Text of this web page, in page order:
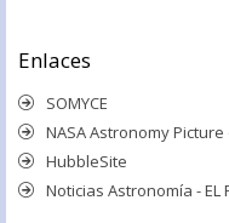
Enlaces
SOMYCE
NASA Astronomy
HubbleSite
Noticias Astronomía - EL